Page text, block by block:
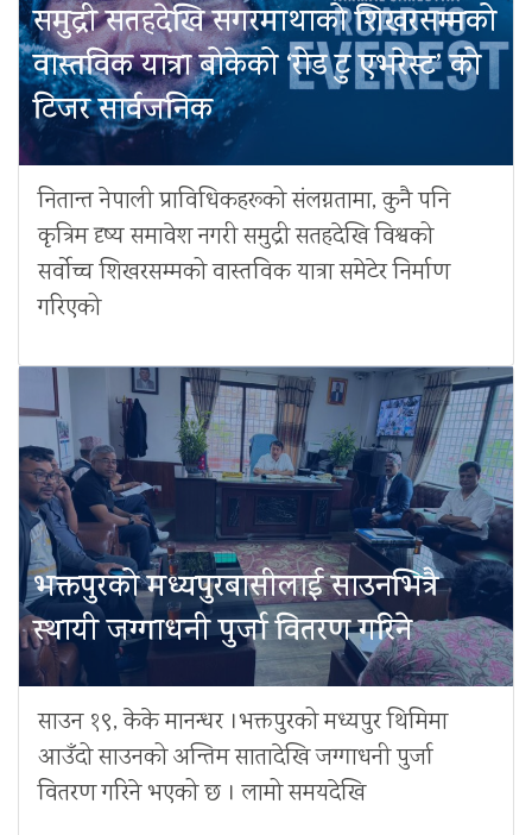
समुद्री सतहदेखि सगरमाथाको शिखरसम्मको
वास्तविक यात्रा बोकेको ‘रोड टु एभरेस्ट’ को
टिजर सार्वजनिक
नितान्त नेपाली प्राविधिकहरूको संलग्नतामा, कुनै पनि
कृत्रिम दृष्य समावेश नगरी समुद्री सतहदेखि विश्वको
सर्वोच्च शिखरसम्मको वास्तविक यात्रा समेटेर निर्माण
गरिएको
भक्तपुरको मध्यपुरबासीलाई साउनभित्रै
स्थायी जग्गाधनी पुर्जा वितरण गरिने
साउन १९, केके मानन्धर ।भक्तपुरको मध्यपुर थिमिमा
आउँदो साउनको अन्तिम सातादेखि जग्गाधनी पुर्जा
वितरण गरिने भएको छ । लामो समयदेखि